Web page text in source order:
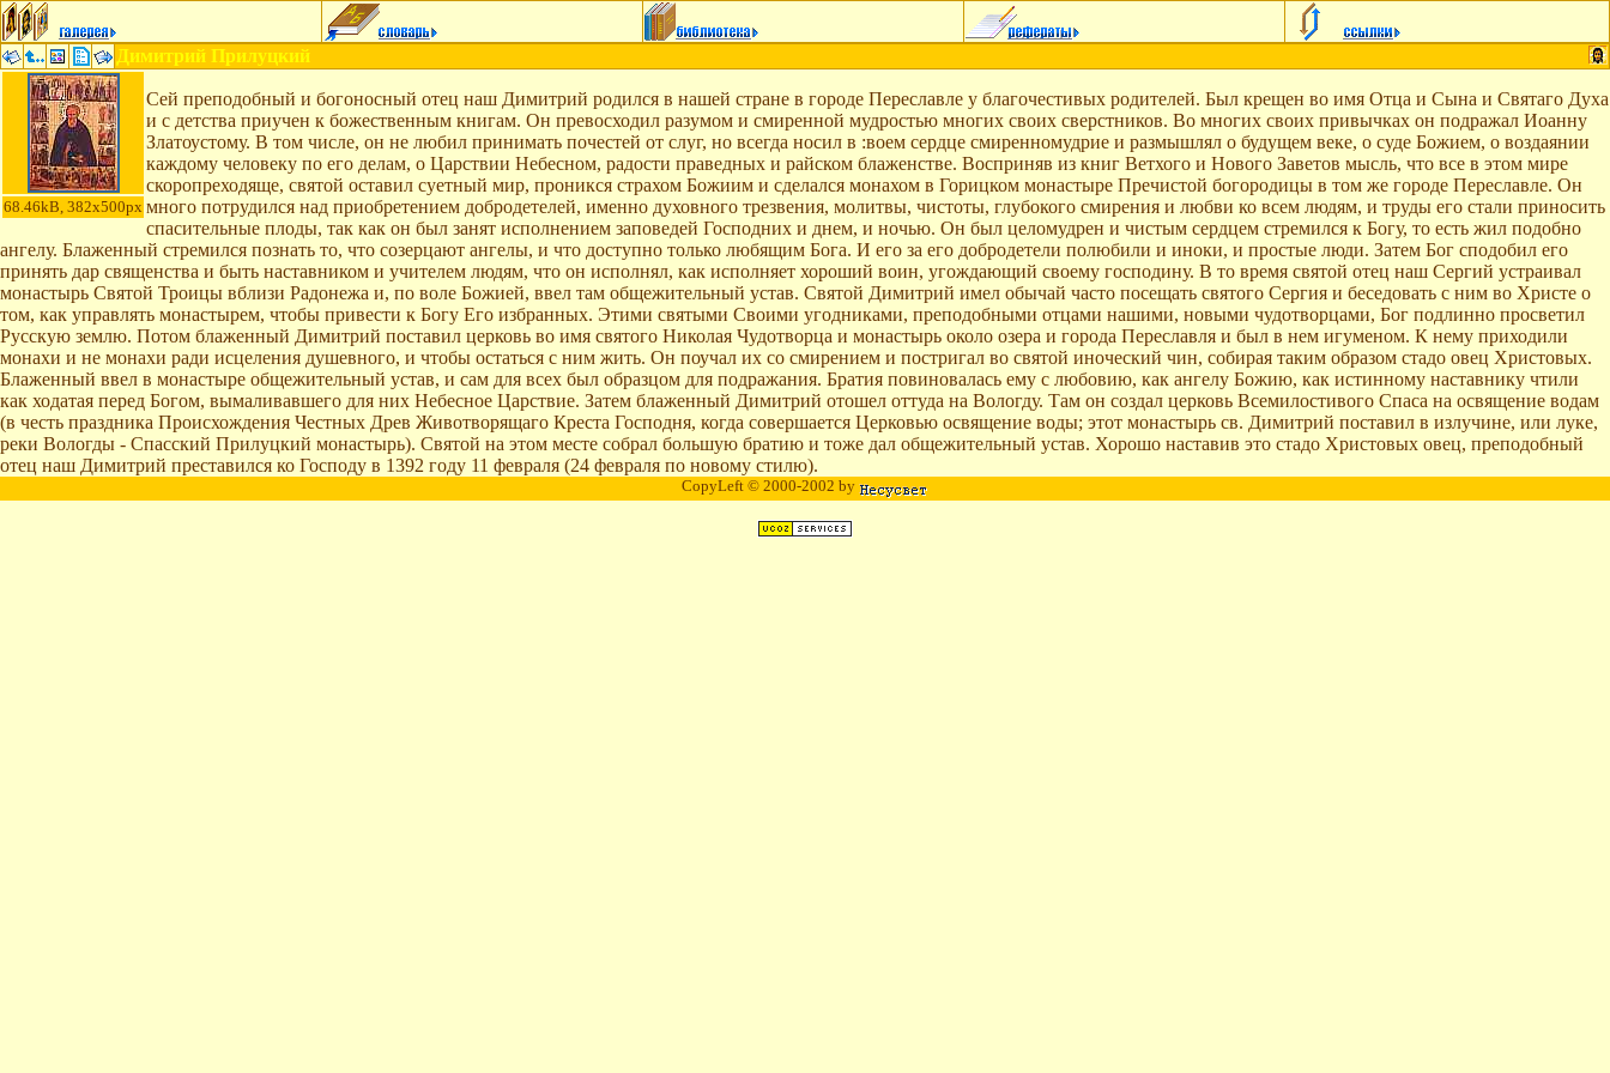
Димитрий Прилуцкий
68.46kB, 382x500px
Сей преподобный и богоносный отец наш Димитрий родился в нашей стране в городе Переславле у благочестивых родителей. Был крещен во имя Отца и Сына и Святаго Духа
и с детства приучен к божественным книгам. Он превосходил разумом и смиренной мудростью многих своих сверстников. Во многих своих привычках он подражал Иоанну
Златоустому. В том числе, он не любил принимать почестей от слуг, но всегда носил в :воем сердце смиренномудрие и размышлял о будущем веке, о суде Божием, о воздаянии
каждому человеку по его делам, о Царствии Небесном, радости праведных и райском блаженстве. Восприняв из книг Ветхого и Нового Заветов мысль, что все в этом мире
скоропреходяще, святой оставил суетный мир, проникся страхом Божиим и сделался монахом в Горицком монастыре Пречистой богородицы в том же городе Переславле. Он
много потрудился над приобретением добродетелей, именно духовного трезвения, молитвы, чистоты, глубокого смирения и любви ко всем людям, и труды его стали приносить
спасительные плоды, так как он был занят исполнением заповедей Господних и днем, и ночью. Он был целомудрен и чистым сердцем стремился к Богу, то есть жил подобно
ангелу. Блаженный стремился познать то, что созерцают ангелы, и что доступно только любящим Бога. И его за его добродетели полюбили и иноки, и простые люди. Затем Бог сподобил его
принять дар священства и быть наставником и учителем людям, что он исполнял, как исполняет хороший воин, угождающий своему господину. В то время святой отец наш Сергий устраивал
монастырь Святой Троицы вблизи Радонежа и, по воле Божией, ввел там общежительный устав. Святой Димитрий имел обычай часто посещать святого Сергия и беседовать с ним во Христе о
том, как управлять монастырем, чтобы привести к Богу Его избранных. Этими святыми Своими угодниками, преподобными отцами нашими, новыми чудотворцами, Бог подлинно просветил
Русскую землю. Потом блаженный Димитрий поставил церковь во имя святого Николая Чудотворца и монастырь около озера и города Переславля и был в нем игуменом. К нему приходили
монахи и не монахи ради исцеления душевного, и чтобы остаться с ним жить. Он поучал их со смирением и постригал во святой иноческий чин, собирая таким образом стадо овец Христовых.
Блаженный ввел в монастыре общежительный устав, и сам для всех был образцом для подражания. Братия повиновалась ему с любовию, как ангелу Божию, как истинному наставнику чтили
как ходатая перед Богом, вымаливавшего для них Небесное Царствие. Затем блаженный Димитрий отошел оттуда на Вологду. Там он создал церковь Всемилостивого Спаса на освящение водам
(в честь праздника Происхождения Честных Древ Животворящаго Креста Господня, когда совершается Церковью освящение воды; этот монастырь св. Димитрий поставил в излучине, или луке,
реки Вологды - Спасский Прилуцкий монастырь). Святой на этом месте собрал большую братию и тоже дал общежительный устав. Хорошо наставив это стадо Христовых овец, преподобный
отец наш Димитрий преставился ко Господу в 1392 году 11 февраля (24 февраля по новому стилю).
CopyLeft © 2000-2002 by